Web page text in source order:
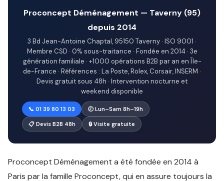
Proconcept Déménagement — Taverny (95)
depuis 2014
3 Bd Jean-Antoine Chaptal, 95150 Taverny · ISO 9001 ·
Membre CSD · 0% sous-traitance · Fondée en 2014 · 3e
génération familiale · +1000 opérations B2B par an en Île-
de-France · Références : La Poste, Rolex, Corsair, INSERM ·
Devis gratuit sous 48h · Intervention nocturne et
weekend disponible
📞 01 39 80 13 03 🕗 Lun–Sam 8h–19h
📋 Devis B2B 48h 🔒 Visite gratuite
Proconcept Déménagement a été fondée en 2014 à
Paris par la famille Proconcept, qui en assure toujours la